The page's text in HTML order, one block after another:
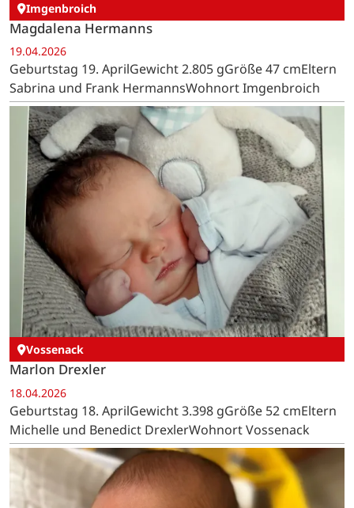
Imgenbroich
Magdalena Hermanns
19.04.2026
Geburtstag 19. AprilGewicht 2.805 gGröße 47 cmEltern
Sabrina und Frank HermannsWohnort Imgenbroich
Vossenack
Marlon Drexler
18.04.2026
Geburtstag 18. AprilGewicht 3.398 gGröße 52 cmEltern
Michelle und Benedict DrexlerWohnort Vossenack